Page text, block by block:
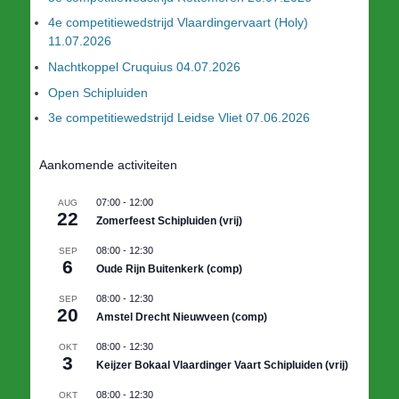
4e competitiewedstrijd Vlaardingervaart (Holy)
11.07.2026
Nachtkoppel Cruquius 04.07.2026
Open Schipluiden
3e competitiewedstrijd Leidse Vliet 07.06.2026
Aankomende activiteiten
AUG
22
07:00 - 12:00
Zomerfeest Schipluiden (vrij)
SEP
6
08:00 - 12:30
Oude Rijn Buitenkerk (comp)
SEP
20
08:00 - 12:30
Amstel Drecht Nieuwveen (comp)
OKT
3
08:00 - 12:30
Keijzer Bokaal Vlaardinger Vaart Schipluiden (vrij)
OKT 08:00 - 12:30